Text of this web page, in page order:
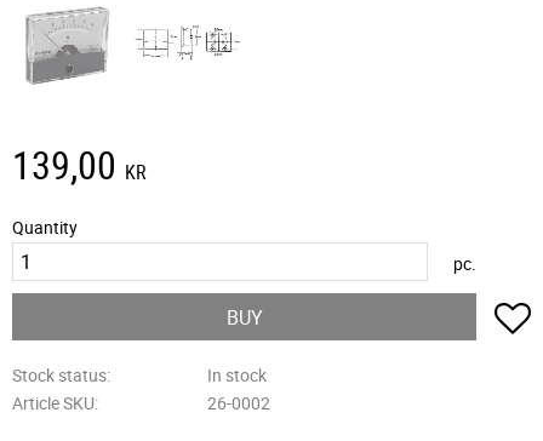
139,00 KR
Quantity
pc.
BUY
Stock status
In stock
Article SKU
26-0002